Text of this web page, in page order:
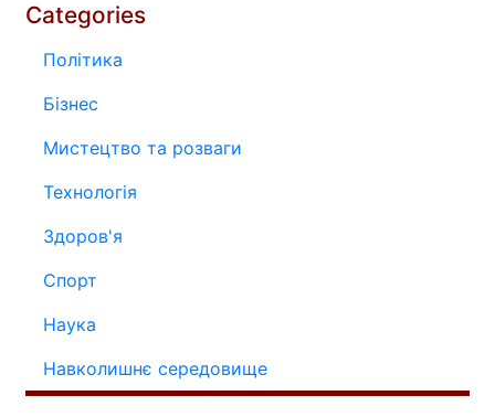
Categories
Політика
Бізнес
Мистецтво та розваги
Технологія
Здоров'я
Спорт
Наука
Навколишнє середовище